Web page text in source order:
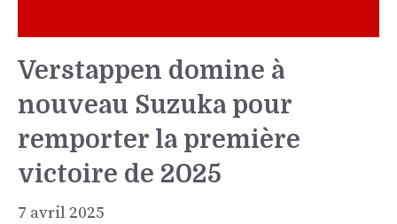
Verstappen domine à
nouveau Suzuka pour
remporter la première
victoire de 2025
7 avril 2025